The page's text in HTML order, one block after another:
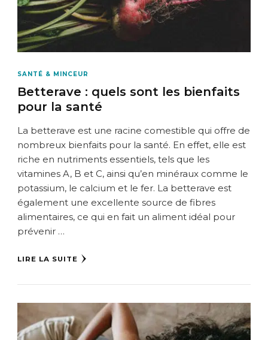
SANTÉ & MINCEUR
Betterave : quels sont les bienfaits
pour la santé
La betterave est une racine comestible qui offre de
nombreux bienfaits pour la santé. En effet, elle est
riche en nutriments essentiels, tels que les
vitamines A, B et C, ainsi qu’en minéraux comme le
potassium, le calcium et le fer. La betterave est
également une excellente source de fibres
alimentaires, ce qui en fait un aliment idéal pour
prévenir …
LIRE LA SUITE